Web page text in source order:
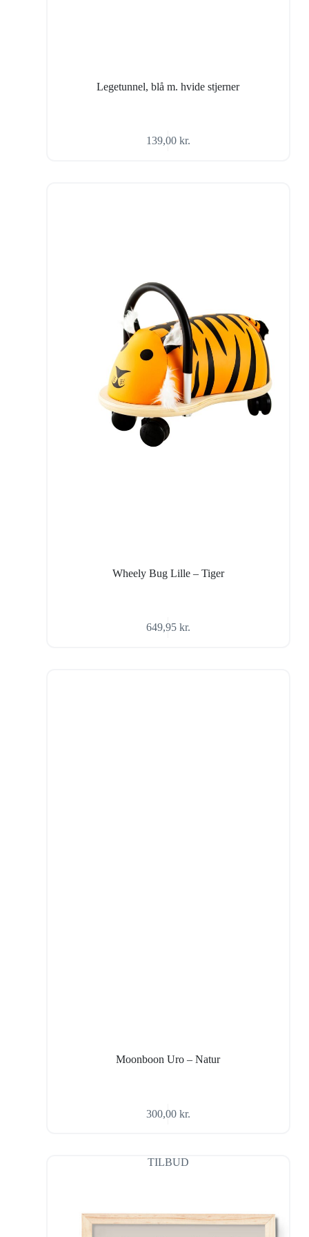
Legetunnel, blå m. hvide stjerner
139,00 kr.
Wheely Bug Lille – Tiger
649,95 kr.
Moonboon Uro – Natur
300,00 kr.
TILBUD